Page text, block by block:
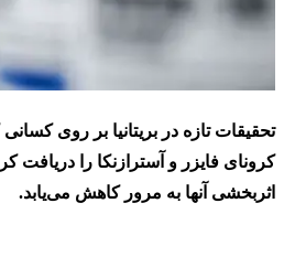
تحقیقات تازه در بریتانیا بر روی
کرونای فایزر و آسترازنکا را دریافت
اثربخشی آنها به مرور کاهش می‌یابد.